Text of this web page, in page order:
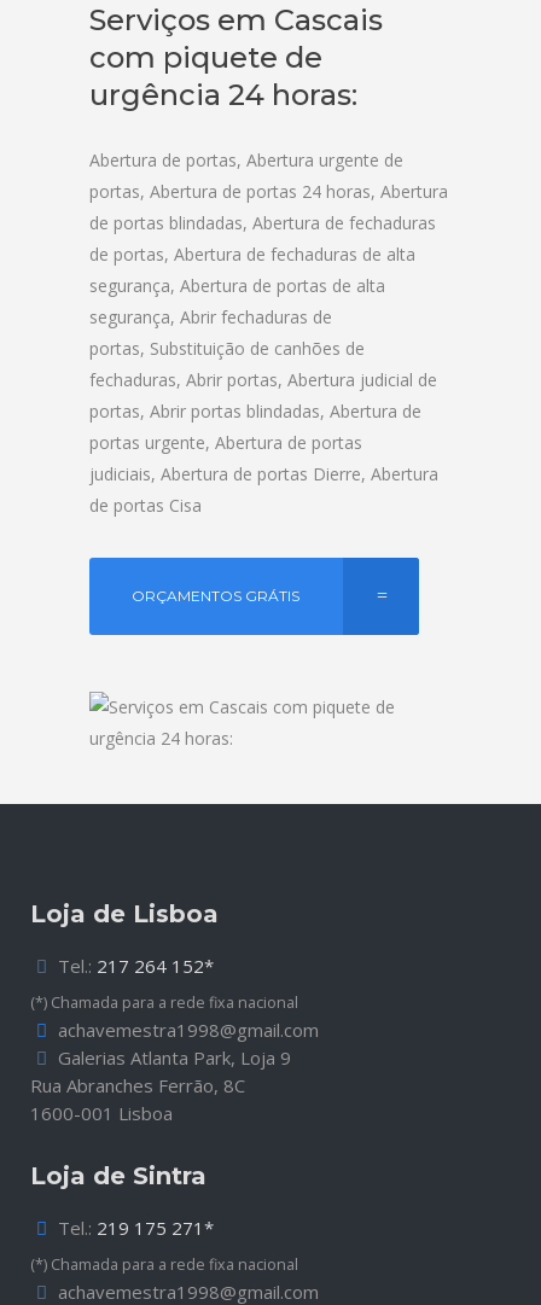
Serviços em Cascais
com piquete de
urgência 24 horas:
Abertura de portas, Abertura urgente de
portas, Abertura de portas 24 horas, Abertura
de portas blindadas, Abertura de fechaduras
de portas, Abertura de fechaduras de alta
segurança, Abertura de portas de alta
segurança, Abrir fechaduras de
portas, Substituição de canhões de
fechaduras, Abrir portas, Abertura judicial de
portas, Abrir portas blindadas, Abertura de
portas urgente, Abertura de portas
judiciais, Abertura de portas Dierre, Abertura
de portas Cisa
ORÇAMENTOS GRÁTIS
Loja de Lisboa
Tel.: 217 264 152*
(*) Chamada para a rede fixa nacional
achavemestra1998@gmail.com
Galerias Atlanta Park, Loja 9
Rua Abranches Ferrão, 8C
1600-001 Lisboa
Loja de Sintra
Tel.: 219 175 271*
(*) Chamada para a rede fixa nacional
achavemestra1998@gmail.com